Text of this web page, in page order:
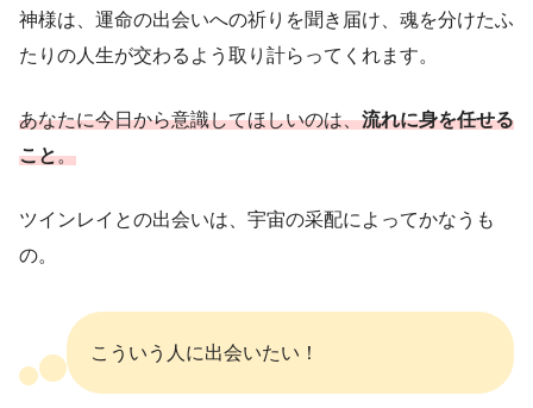
神様は、運命の出会いへの祈りを聞き届け、魂を分けたふ
たりの人生が交わるよう取り計らってくれます。
あなたに今日から意識してほしいのは、流れに身を任せる
こと。
ツインレイとの出会いは、宇宙の采配によってかなうも
の。
こういう人に出会いたい！